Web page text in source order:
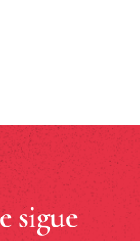
sigue